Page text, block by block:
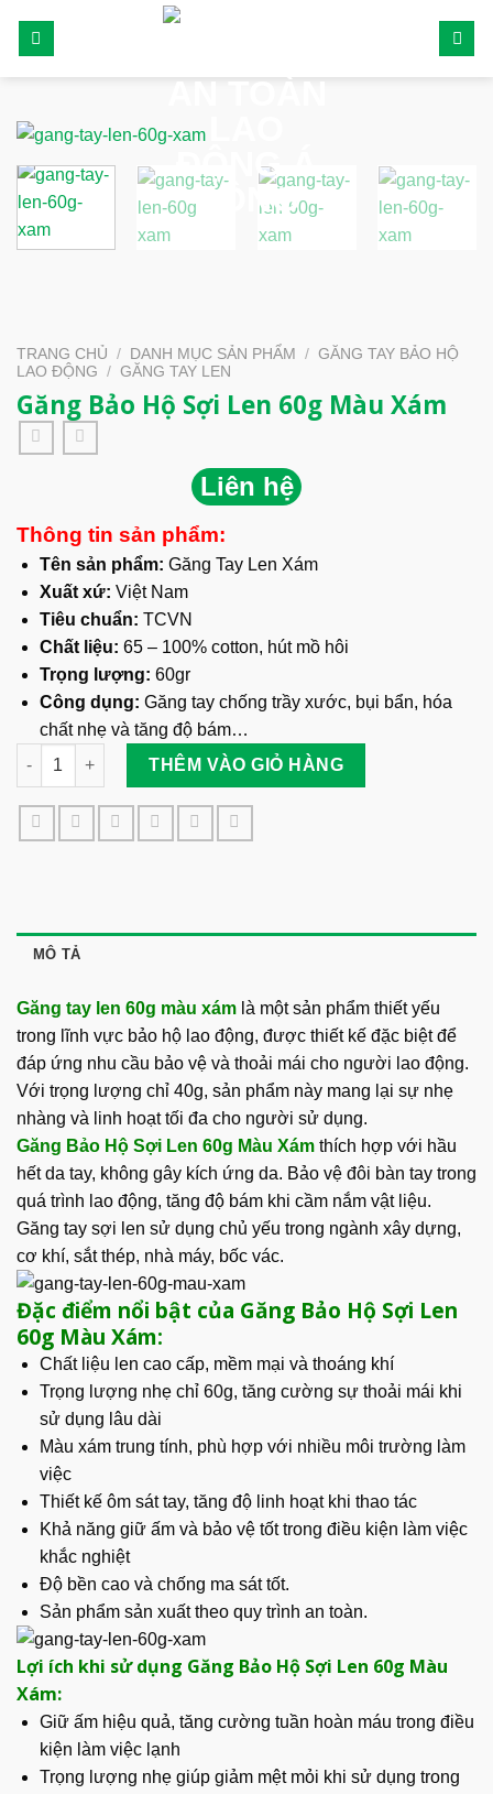
TRANG CHỦ / DANH MỤC SẢN PHẨM / GĂNG TAY BẢO HỘ
LAO ĐỘNG
/ GĂNG TAY LEN
Găng Bảo Hộ Sợi Len 60g Màu Xám
Liên hệ
Thông tin sản phẩm:
Tên sản phẩm: Găng Tay Len Xám
Xuất xứ: Việt Nam
Tiêu chuẩn: TCVN
Chất liệu: 65 – 100% cotton, hút mồ hôi
Trọng lượng: 60gr
Công dụng: Găng tay chống trầy xước, bụi bẩn, hóa
chất nhẹ và tăng độ bám…
Găng Bảo Hộ Sợi Len 60g Màu Xám số lượng
THÊM VÀO GIỎ HÀNG
MÔ TẢ
Găng tay len 60g màu xám là một sản phẩm thiết yếu
trong lĩnh vực bảo hộ lao động, được thiết kế đặc biệt để
đáp ứng nhu cầu bảo vệ và thoải mái cho người lao động.
Với trọng lượng chỉ 40g, sản phẩm này mang lại sự nhẹ
nhàng và linh hoạt tối đa cho người sử dụng.
Găng Bảo Hộ Sợi Len 60g Màu Xám thích hợp với hầu
hết da tay, không gây kích ứng da. Bảo vệ đôi bàn tay trong
quá trình lao động, tăng độ bám khi cầm nắm vật liệu.
Găng tay sợi len sử dụng chủ yếu trong ngành xây dựng,
cơ khí, sắt thép, nhà máy, bốc vác.
Đặc điểm nổi bật của Găng Bảo Hộ Sợi Len
60g Màu Xám:
Chất liệu len cao cấp, mềm mại và thoáng khí
Trọng lượng nhẹ chỉ 60g, tăng cường sự thoải mái khi
sử dụng lâu dài
Màu xám trung tính, phù hợp với nhiều môi trường làm
việc
Thiết kế ôm sát tay, tăng độ linh hoạt khi thao tác
Khả năng giữ ấm và bảo vệ tốt trong điều kiện làm việc
khắc nghiệt
Độ bền cao và chống ma sát tốt.
Sản phẩm sản xuất theo quy trình an toàn.
Lợi ích khi sử dụng Găng Bảo Hộ Sợi Len 60g Màu
Xám:
Giữ ấm hiệu quả, tăng cường tuần hoàn máu trong điều
kiện làm việc lạnh
Trọng lượng nhẹ giúp giảm mệt mỏi khi sử dụng trong